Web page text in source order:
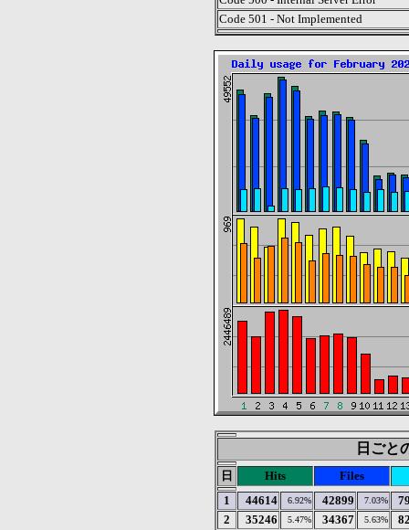
Code 501 - Not Implemented
日ごと
日 Hits
Files
1
44614 6.92% 42899 7.03%
2
35246 5.47% 34367 5.63%